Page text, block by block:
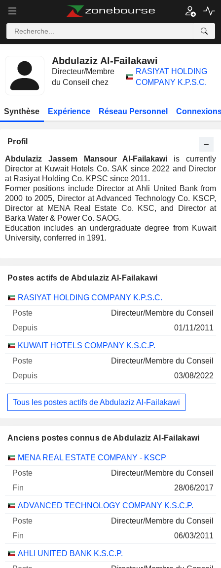
Abdulaziz Al-Failakawi
Directeur/Membre
du Conseil chez
RASIYAT HOLDING
COMPANY K.P.S.C.
Synthèse Expérience Réseau Personnel
Profil
Abdulaziz Jassem Mansour Al-Failakawi is currently
Director at Kuwait Hotels Co. SAK since 2022 and Director
at Rasiyat Holding Co. KPSC since 2011.
Former positions include Director at Ahli United Bank from
2000 to 2005, Director at Advanced Technology Co. KSCP,
Director at MENA Real Estate Co. KSC, and Director at
Barka Water & Power Co. SAOG.
Education includes an undergraduate degree from Kuwait
University, conferred in 1991.
Postes actifs de Abdulaziz Al-Failakawi
Sociétés Poste Début
RASIYAT HOLDING COMPANY K.P.S.C.
Directeur/Membre du Conseil
01/11/2011
KUWAIT HOTELS COMPANY K.S.C.P.
Directeur/Membre du Conseil
03/08/2022
Tous les postes actifs de Abdulaziz Al-Failakawi
Anciens postes connus de Abdulaziz Al-Failakawi
Sociétés Poste Fin
MENA REAL ESTATE COMPANY - KSCP
Directeur/Membre du Conseil
28/06/2017
ADVANCED TECHNOLOGY COMPANY K.S.C.P.
Directeur/Membre du Conseil
06/03/2011
AHLI UNITED BANK K.S.C.P.